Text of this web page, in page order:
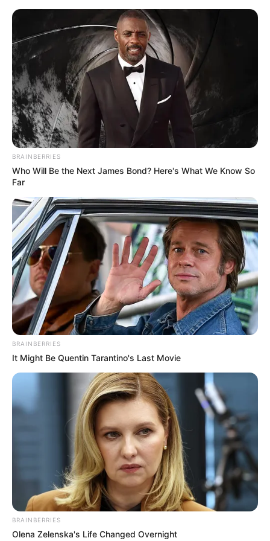
Freibad Schwarzburg im Schwarzatal
Saalfeld-Rudolstadt Thüringer Wald
BRAINBERRIES
Who Will Be the Next James Bond? Here's What We Know So
Far
BRAINBERRIES
It Might Be Quentin Tarantino's Last Movie
BRAINBERRIES
Olena Zelenska's Life Changed Overnight